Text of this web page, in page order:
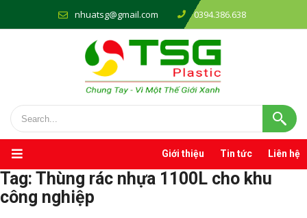
nhuatsg@gmail.com 0394.386.638
Giới thiệu Tin tức Liên hệ
Tag: Thùng rác nhựa 1100L cho khu
công nghiệp